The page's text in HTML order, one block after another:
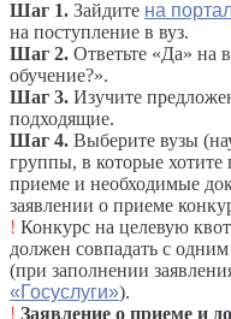
Шаг 1. Зайдите на
на поступление в вуз.
Шаг 2. Ответьте «Да» на
обучение?».
Шаг 3. Изучите
подходящие.
Шаг 4. Выберите вузы
группы, в которые хотите
приеме и необходимые
заявлении о приеме
! Конкурс на целевую
должен совпадать с
(при заполнении
«Госуслуги»).
! Заявление о приеме и